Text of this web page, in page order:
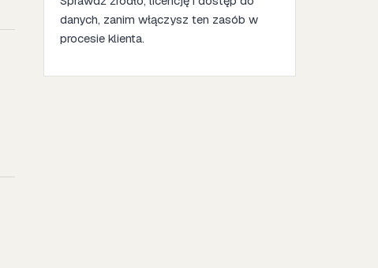
danych, zanim włączysz ten zasób w
procesie klienta.